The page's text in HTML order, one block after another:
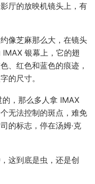
厅的放映机镜头上，有
像芝麻那么大，在镜头
银幕上，它的翅
、红色和蓝色的痕迹，
的尺寸。
的，那么多人拿 IMAX
无法控制的斑点，难免
的标志，停在汤姆·克
这到底是虫，还是创